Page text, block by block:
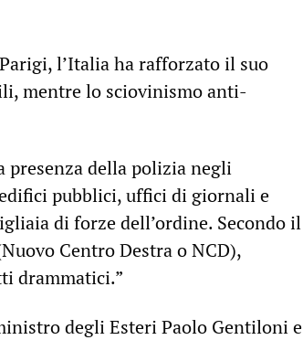
l’Italia ha rafforzato il suo
mentre lo sciovinismo anti-
presenza della polizia negli
pubblici, uffici di giornali e
di forze dell’ordine. Secondo il
Centro Destra o NCD),
drammatici.”
degli Esteri Paolo Gentiloni e